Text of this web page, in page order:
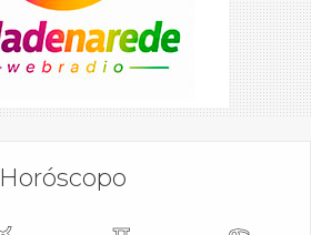
Horóscopo